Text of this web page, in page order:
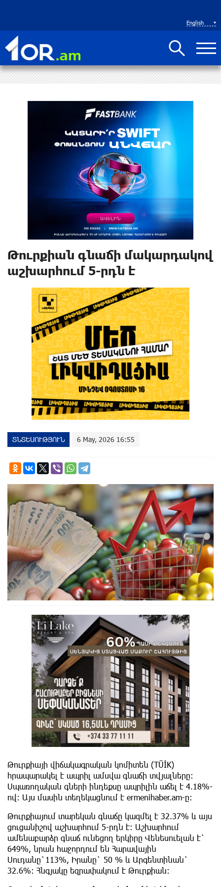
English
Թուրքիան գնաճի մակարդակով
աշխարհում 5-րդն է
ՏՆՏԵՍՈՒԹՅՈՒՆ 6 May, 2026 16:55
Թուրքիայի վիճակագրական կոմիտեն (TÜİK)
հրապարակել է ապրիլ ամսվա գնաճի տվյալները։
Սպառողական գների ինդեքսը ապրիլին աճել է 4.18%-
ով։ Այս մասին տեղեկացնում է ermenihaber.am-ը։
Թուրքիայում տարեկան գնաճը կազմել է 32.37% և այս
ցուցանիշով աշխարհում 5-րդն է։ Աշխարհում
ամենաբարձր գնաճ ունեցող երկիրը Վենեսուելան է`
649%, նրան հաջորդում են Հարավային
Սուդանը`113%, Իրանը` 50 % և Արգենտինան`
32.6%։ Հնգյակը եզրափակում է Թուրքիան։